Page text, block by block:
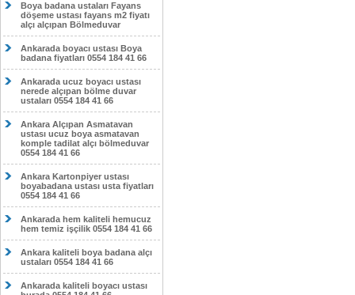
Boya badana ustaları Fayans
döşeme ustası fayans m2 fiyatı
alçı alçıpan Bölmeduvar
Ankarada boyacı ustası Boya
badana fiyatları 0554 184 41 66
Ankarada ucuz boyacı ustası
nerede alçıpan bölme duvar
ustaları 0554 184 41 66
Ankara Alçıpan Asmatavan
ustası ucuz boya asmatavan
komple tadilat alçı bölmeduvar
0554 184 41 66
Ankara Kartonpiyer ustası
boyabadana ustası usta fiyatları
0554 184 41 66
Ankarada hem kaliteli hemucuz
hem temiz işçilik 0554 184 41 66
Ankara kaliteli boya badana alçı
ustaları 0554 184 41 66
Ankarada kaliteli boyacı ustası